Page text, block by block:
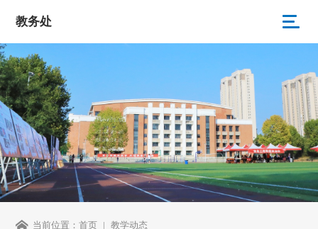
教务处
当前位置：首页 教学动态